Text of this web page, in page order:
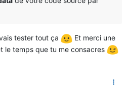
tester tout ça
Et merci une
le temps que tu me consacres